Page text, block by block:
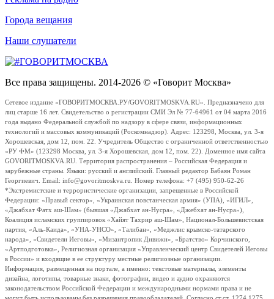
Города вещания
Наши слушатели
Все права защищены. 2014-2026 © «Говорит Москва»
Сетевое издание «ГОВОРИТМОСКВА.РУ/GOVORITMOSKVA.RU». Предназначено для
лиц старше 16 лет. Свидетельство о регистрации СМИ Эл № 77-64961 от 04 марта 2016
года выдано Федеральной службой по надзору в сфере связи, информационных
технологий и массовых коммуникаций (Роскомнадзор). Адрес: 123298, Москва, ул. 3-я
Хорошевская, дом 12, пом. 22. Учредитель Общество с ограниченной ответственностью
«РУ ФМ» (123298 Москва, ул. 3-я Хорошевская, дом 12, пом. 22). Доменное имя сайта
GOVORITMOSKVA.RU. Территория распространения – Российская Федерация и
зарубежные страны. Языки: русский и английский. Главный редактор Бабаян Роман
Георгиевич. Email: info@govoritmoskva.ru. Номер телефона: +7 (495) 950-62-26
*Экстремистские и террористические организации, запрещенные в Российской
Федерации: «Правый сектор», «Украинская повстанческая армия» (УПА), «ИГИЛ»,
«Джабхат Фатх аш-Шам» (бывшая «Джабхат ан-Нусра», «Джебхат ан-Нусра»),
Коалиция исламских группировок «Хайят Тахрир аш-Шам», Национал-Большевистская
партия, «Аль-Каида», «УНА-УНСО», «Талибан», «Меджлис крымско-татарского
народа», «Свидетели Иеговы», «Мизантропик Дивижн», «Братство» Корчинского,
«Артподготовка», Религиозная организация «Управленческий центр Свидетелей Иеговы
в России» и входящие в ее структуру местные религиозные организации.
Информация, размещенная на портале, а именно: текстовые материалы, элементы
дизайна, логотипы, товарные знаки, фотографии, видео и аудио охраняются
законодательством Российской Федерации и международными нормами права и не